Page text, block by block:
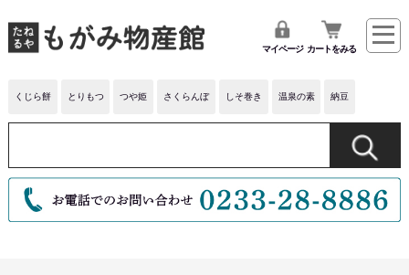
くじら餅 とりもつ つや姫 さくらんぼ しそ巻き 温泉の素 納豆
マイページ カートをみる